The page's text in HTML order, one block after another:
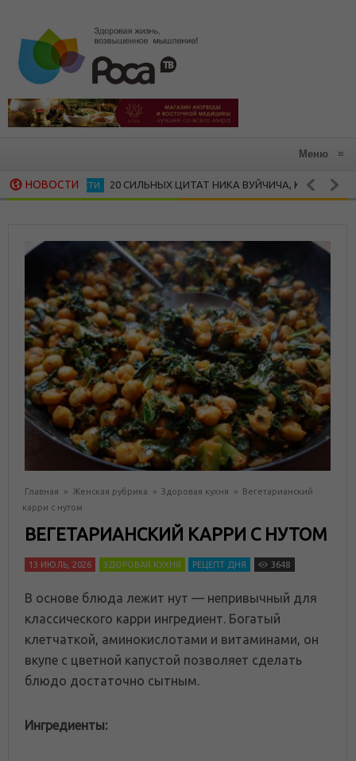
Меню ≡
НОВОСТИ
ЛИЧНОСТИ 20 СИЛЬНЫХ ЦИТАТ НИКА ВУЙЧИЧА, КОТОРЫЕ
Главная » Женская рубрика » Здоровая кухня » Вегетарианский
карри с нутом
ВЕГЕТАРИАНСКИЙ КАРРИ С НУТОМ
13 ИЮЛЬ, 2026 ЗДОРОВАЯ КУХНЯ РЕЦЕПТ ДНЯ 3648
В основе блюда лежит нут — непривычный для
классического карри ингредиент. Богатый
клетчаткой, аминокислотами и витаминами, он
вкупе с цветной капустой позволяет сделать
блюдо достаточно сытным.
Ингредиенты: